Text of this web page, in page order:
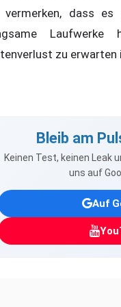
vermerken, dass
Laufwerke
zu
Bleib am
Keinen Test, keinen Leak
uns auf
Auf